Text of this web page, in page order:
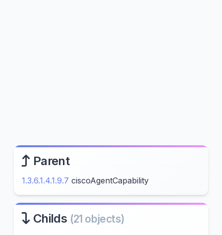
Parent
1.3.6.1.4.1.9.7 ciscoAgentCapability
Childs (21 objects)